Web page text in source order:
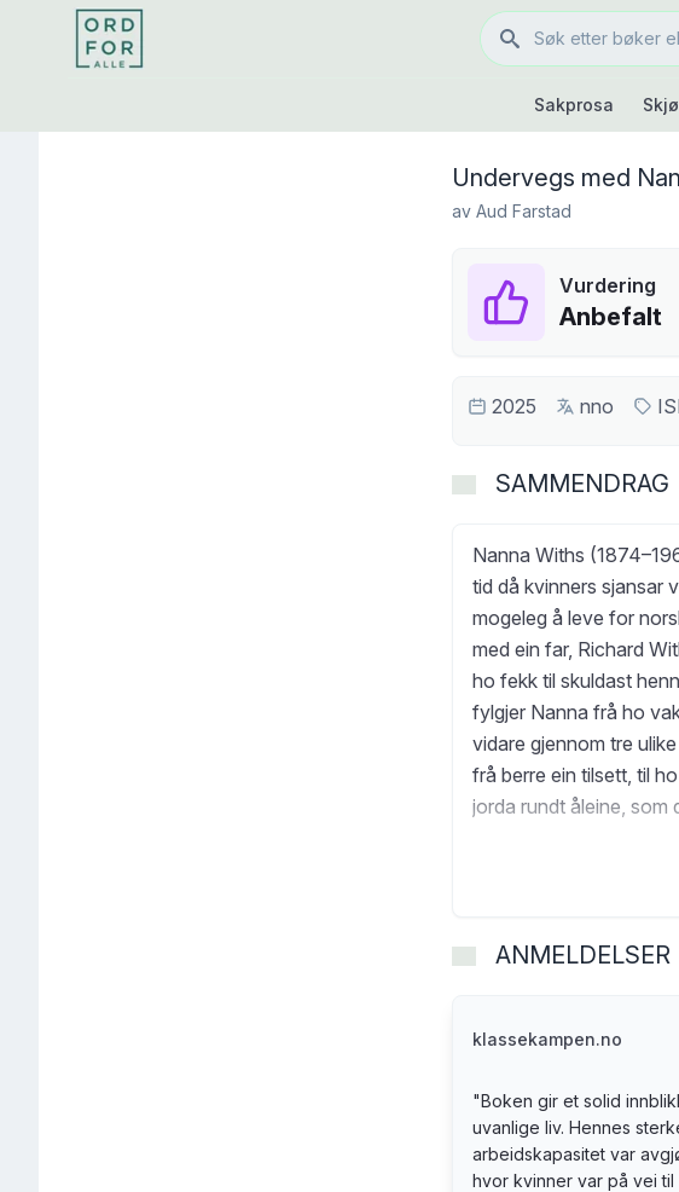
Sakprosa
Undervegs med
av Aud Farstad
Vurdering
Anbefalt
2025 nno
SAMMENDRAG
Nanna Withs
tid då kvinners sjansar
mogeleg å leve for
med ein far, Richard
ho fekk til skuldast
fylgjer Nanna frå ho
vidare gjennom tre
frå berre ein tilsett, til
jorda rundt åleine, som
spor etter seg. Aud
ANMELDELSER
klassekampen.no
"Boken gir et solid
uvanlige liv. Hennes
arbeidskapasitet var
hvor kvinner var på vei